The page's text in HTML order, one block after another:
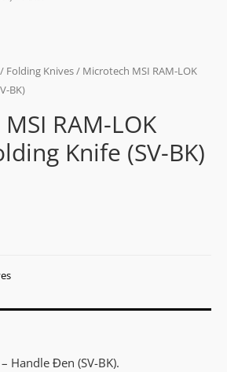
/ Folding Knives/ Microtech MSI RAM-LOK
BK)
RAM-LOK
Knife (SV-BK)
Handle Đen (SV-BK).